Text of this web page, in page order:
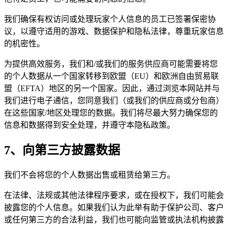
我们确保有权访问或处理玩家个人信息的员工已签署保密协
议，以遵守适用的游戏、数据保护和隐私法律，尊重玩家信息
的机密性。
为提供高效服务，我们和/或我们的服务供应商可能需要将您
的个人数据从一个国家转移到欧盟（EU）和欧洲自由贸易联
盟（EFTA）地区的另一个国家。因此，通过浏览本网站并与
我们进行电子通信，您同意我们（或我们的供应商或分包商）
在这些国家/地区处理您的数据。我们将尽最大努力确保您的
信息和数据得到安全处理，并遵守本隐私政策。
7、向第三方披露数据
我们不会将您的个人数据出售或租赁给第三方。
在法律、法规或其他法律程序要求，或在授权下，我们可能会
披露您的个人信息。如果我们认为此举有助于保护公司、客户
或任何第三方的合法利益，我们也可能向监管或执法机构披露